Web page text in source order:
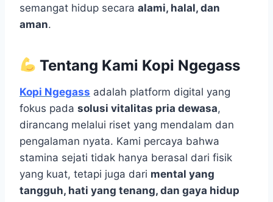
semangat hidup secara alami, halal, dan
aman.
Tentang Kami Kopi Ngegass
Kopi Ngegass adalah platform digital yang
fokus pada solusi vitalitas pria dewasa,
dirancang melalui riset yang mendalam dan
pengalaman nyata. Kami percaya bahwa
stamina sejati tidak hanya berasal dari fisik
yang kuat, tetapi juga dari mental yang
tangguh, hati yang tenang, dan gaya hidup